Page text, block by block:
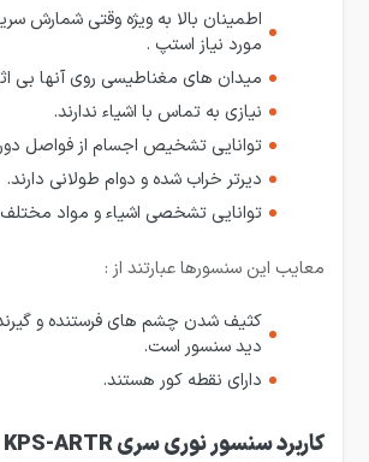
اطمینان بالا به ویژه وقتی شمارش
مورد نیاز استپ .
میدان های مغناطیسی روی آنها بی
نیازی به تماس با اشیاء ندارند.
توانایی تشخیص اجسام از فواصل دور
دیرتر خراب شده و دوام طولانی دارند.
توانایی تشخصی اشیاء و مواد مختلف
معایب این سنسورها عبارتند از :
کثیف شدن چشم های فرستنده و
دید سنسور است.
دارای نقطه کور هستند.
کاربرد سنسور نوری سری KPS-ARTR